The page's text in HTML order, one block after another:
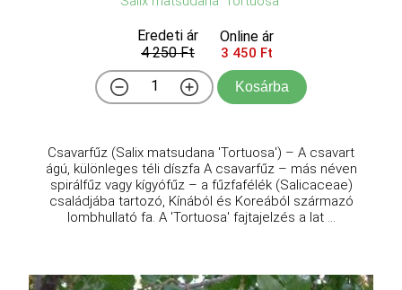
Eredeti ár
4 250 Ft
Online ár
3 450 Ft
Kosárba
Csavarfűz (Salix matsudana 'Tortuosa') – A csavart
ágú, különleges téli díszfa A csavarfűz – más néven
spirálfűz vagy kígyófűz – a fűzfafélék (Salicaceae)
családjába tartozó, Kínából és Koreából származó
lombhullató fa. A 'Tortuosa' fajtajelzés a lat ...